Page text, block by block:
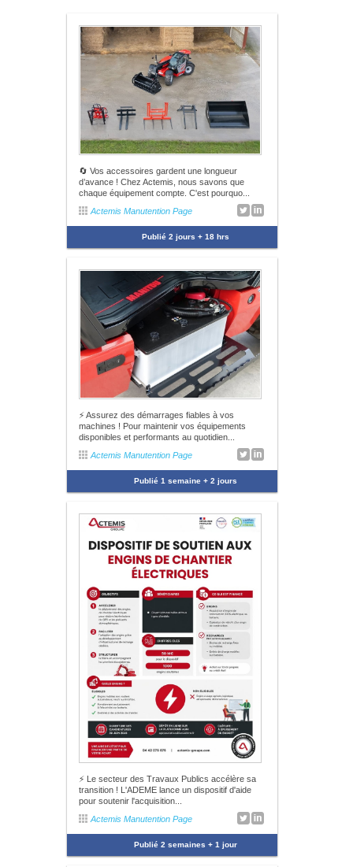
🔄 Vos accessoires gardent une longueur
d’avance ! Chez Actemis, nous savons que
chaque équipement compte. C'est pourquo...
Actemis Manutention Page
Publié 2 jours + 18 hrs
⚡ Assurez des démarrages fiables à vos
machines ! Pour maintenir vos équipements
disponibles et performants au quotidien...
Actemis Manutention Page
Publié 1 semaine + 2 jours
⚡ Le secteur des Travaux Publics accélère sa
transition ! L'ADEME lance un dispositif d'aide
pour soutenir l'acquisition...
Actemis Manutention Page
Publié 2 semaines + 1 jour